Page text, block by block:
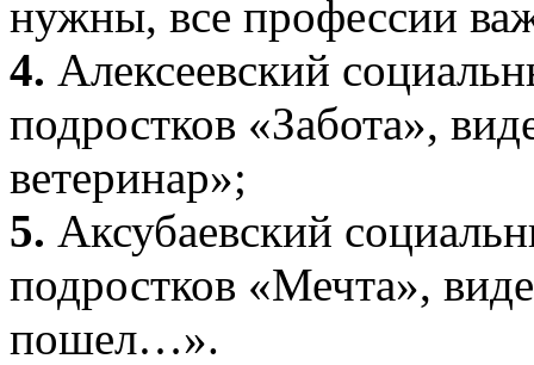
нужны, все профессии
4. Алексеевский
подростков «Забота»,
ветеринар»;
5. Аксубаевский
подростков «Мечта»,
пошел…».